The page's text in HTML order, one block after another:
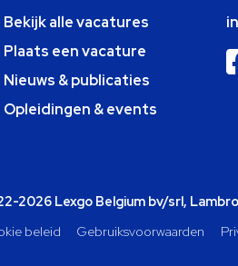
Bekijk alle vacatures
Plaats een vacature
Nieuws & publicaties
Opleidingen & events
2026 Lexgo Belgium bv/srl,
beleid
Gebruiksvoorwaarden